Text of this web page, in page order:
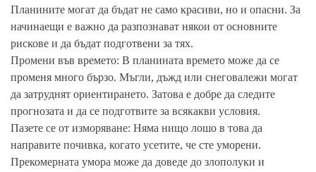
Планините могат да бъдат не само красиви, но и опасни. За
начинаещи е важно да разпознават някои от основните
рискове и да бъдат подготвени за тях.
Промени във времето: В планината времето може да се
променя много бързо. Мъгли, дъжд или снеговалежи могат
да затруднят ориентирането. Затова е добре да следите
прогнозата и да се подготвите за всякакви условия.
Пазете се от изморяване: Няма нищо лошо в това да
направите почивка, когато усетите, че сте уморени.
Прекомерната умора може да доведе до злополуки и